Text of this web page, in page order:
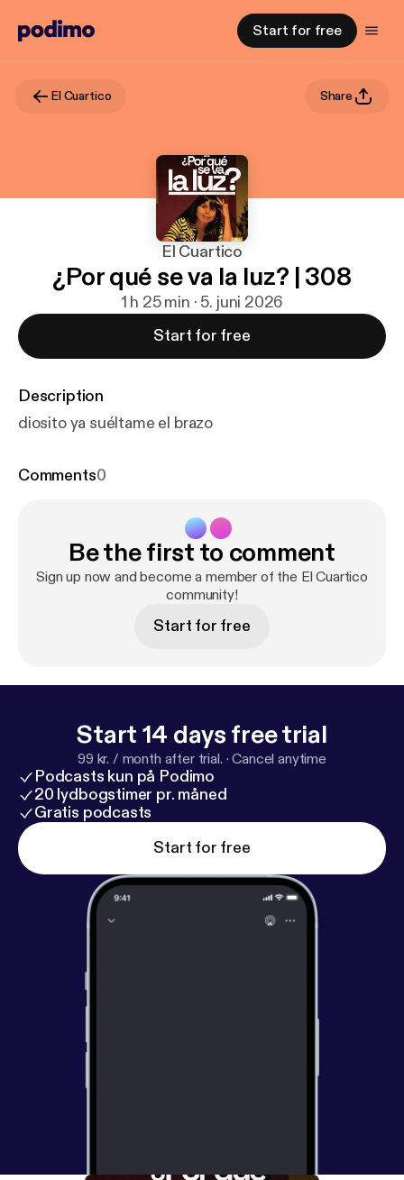
Start for free
El Cuartico Share
El Cuartico
¿Por qué se va la luz? | 308
1 h 25 min · 5. juni 2026
Start for free
Description
diosito ya suéltame el brazo
Comments0
Be the first to comment
Sign up now and become a member of the El Cuartico
community!
Start for free
Start 14 days free trial
99 kr. / month after trial. ·Cancel anytime
Podcasts kun på Podimo
20 lydbogstimer pr. måned
Gratis podcasts
Start for free